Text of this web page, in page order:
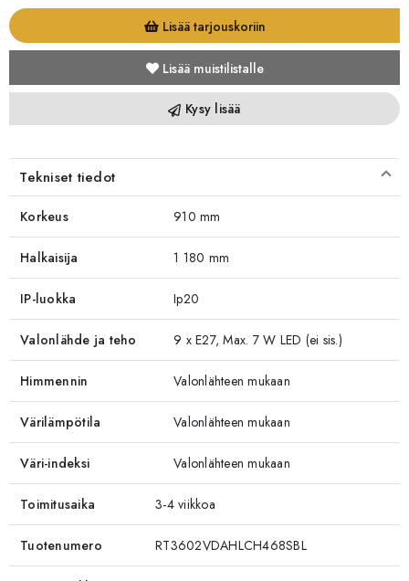
Lisää tarjouskoriin
Lisää muistilistalle
Kysy lisää
Tekniset tiedot
Korkeus 910 mm
Halkaisija 1 180 mm
IP-luokka Ip20
Valonlähde ja teho 9 x E27, Max. 7 W LED (ei sis.)
Himmennin Valonlähteen mukaan
Värilämpötila Valonlähteen mukaan
Väri-indeksi Valonlähteen mukaan
Toimitusaika 3-4 viikkoa
Tuotenumero RT3602VDAHLCH468SBL